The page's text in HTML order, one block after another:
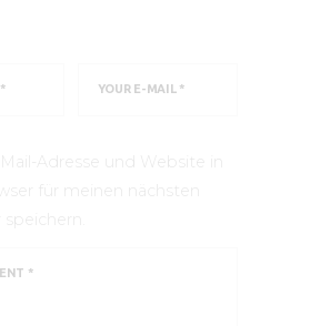
Mail-Adresse und Website in
für meinen nächsten